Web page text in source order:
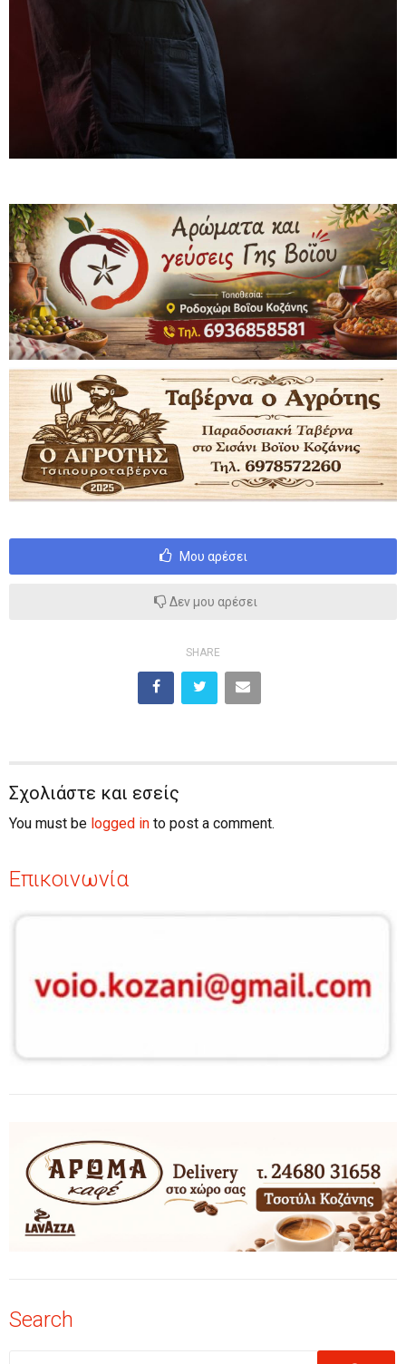
Μου αρέσει
Δεν μου αρέσει
SHARE
Σχολιάστε και εσείς
You must be logged in to post a comment.
Επικοινωνία
Search